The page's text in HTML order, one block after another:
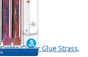
Glitter Glue Strass,